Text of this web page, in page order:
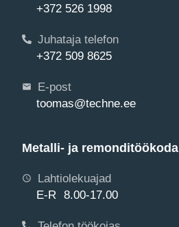
+372 526 1998
Juhataja telefon
+372 509 8625
E-post
toomas@techne.ee
Metalli- ja remonditöökoda
Lahtiolekuajad
E-R 8.00-17.00